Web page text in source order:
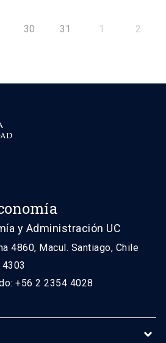
30 31 1 2
y Administración UC
4860, Macul. Santiago, Chile
+56 2 2354 4028